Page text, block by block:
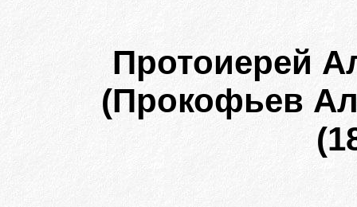
Протоиерей
(Прокофьев